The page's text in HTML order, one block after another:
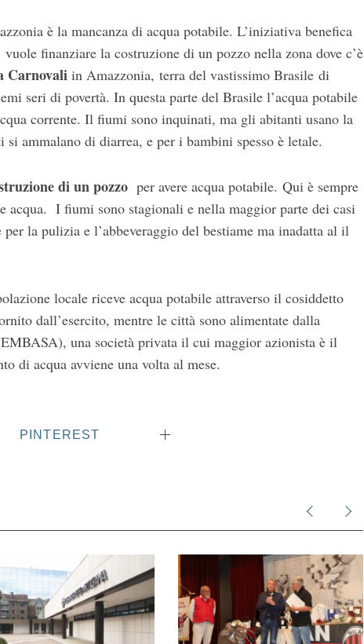
è la mancanza di acqua potabile. L’iniziativa benefica
finanziare la costruzione di un pozzo nella zona dove c’è
Carnovali in Amazzonia, terra del vastissimo Brasile di
seri di povertà. In questa parte del Brasile l’acqua potabile
corrente. Il fiumi sono inquinati, ma gli abitanti usano la
ammalano di diarrea, e per i bambini spesso è letale.
di un pozzo per avere acqua potabile. Qui è sempre
acqua. I fiumi sono stagionali e nella maggior parte dei casi
la pulizia e l’abbeveraggio del bestiame ma inadatta al il
locale riceve acqua potabile attraverso il cosiddetto
dall’esercito, mentre le città sono alimentate dalla
una società privata il cui maggior azionista è il
di acqua avviene una volta al mese.
PINTEREST